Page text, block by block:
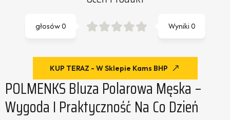
Wyniki0
głosów0
KUP TERAZ - W Sklepie Kams BHP
POLMENKS Bluza Polarowa Męska –
Wygoda I Praktyczność Na Co Dzień